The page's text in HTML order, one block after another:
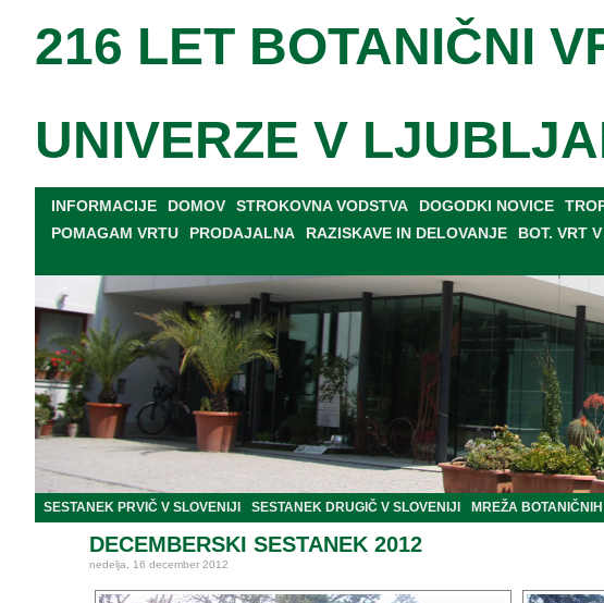
216 LET BOTANIČNI
UNIVERZE V
INFORMACIJE DOMOV STROKOVNA VODSTVA DOGODKI NOVICE
POMAGAM VRTU
PRODAJALNA RAZISKAVE IN DELOVANJE BOT. VRT
SESTANEK PRVIČ V SLOVENIJI SESTANEK DRUGIČ V SLOVENIJI MREŽA
DECEMBERSKI SESTANEK 2012
nedelja, 16 december 2012